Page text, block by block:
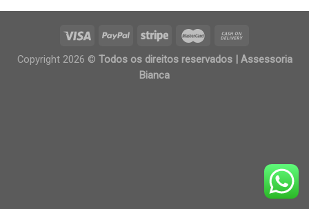
Copyright 2026 © Todos os direitos reservados | Assessoria
Bianca